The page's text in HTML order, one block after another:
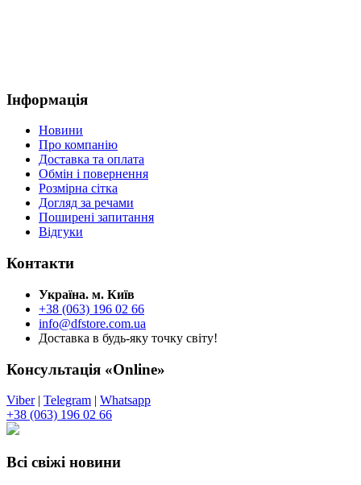
Інформація
Новини
Про компанію
Доставка та оплата
Обмін і повернення
Розмірна сітка
Догляд за речами
Поширені запитання
Відгуки
Контакти
Україна. м. Київ
+38 (063) 196 02 66
info@dfstore.com.ua
Доставка в будь-яку точку світу!
Консультація «Online»
Viber| Telegram | Whatsapp
+38 (063) 196 02 66
Всі свіжі новини